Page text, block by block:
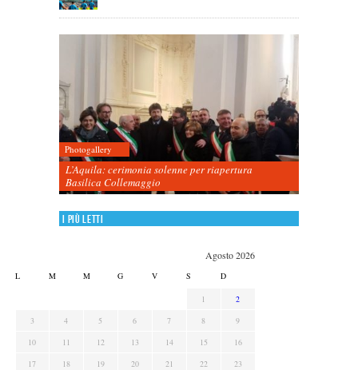
Photogallery
L’Aquila: cerimonia solenne per riapertura
Basilica Collemaggio
I più letti
Agosto 2026
L M M G V S D
1
2
3
4 5 6 7 8
9
10
11 12 13 14 15
16
17
18 19 20 21 22
23